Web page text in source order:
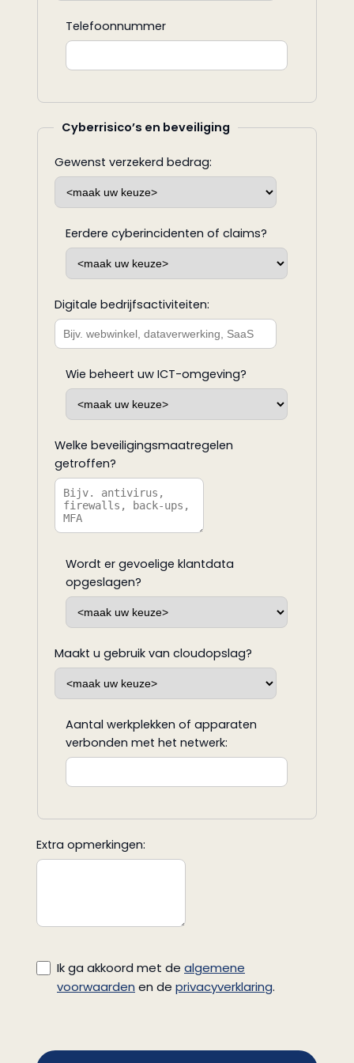
Telefoonnummer
Cyberrisico’s en beveiliging
Gewenst verzekerd bedrag:
Eerdere cyberincidenten of claims?
Digitale bedrijfsactiviteiten:
Wie beheert uw ICT-omgeving?
Welke beveiligingsmaatregelen
getroffen?
Wordt er gevoelige klantdata
opgeslagen?
Maakt u gebruik van cloudopslag?
Aantal werkplekken of apparaten
verbonden met het netwerk:
Extra opmerkingen:
Ik ga akkoord met de algemene
voorwaarden en de privacyverklaring.